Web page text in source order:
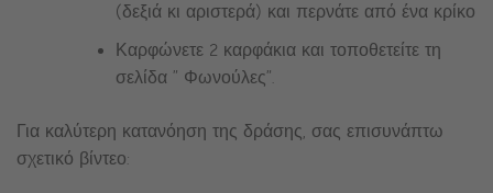
(δεξιά κι αριστερά) και περνάτε από ένα κρίκο
Καρφώνετε 2 καρφάκια και τοποθετείτε τη
σελίδα ” Φωνούλες”.
Για καλύτερη κατανόηση της δράσης, σας επισυνάπτω
σχετικό βίντεο: